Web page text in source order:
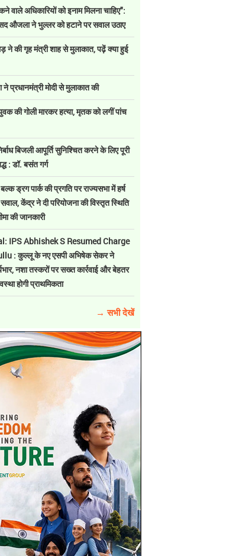
वाले अधिकारियों को इनाम मिलना चाहिए":
औजला ने भुल्लर को हटाने पर सवाल उठाए
ने की गृह मंत्री शाह से मुलाकात, पढ़ें क्या हुई
ने प्रधानमंत्री मोदी से मुलाकात की
की गोली मारकर हत्या, मृतक को लगीं पांच
बिजली आपूर्ति सुनिश्चित करने के लिए पूरी
: डॉ. बसंत गर्ग
ड्रग पार्क की प्रगति पर राज्यसभा में हर्ष
केंद्र ने दी परियोजना की विस्तृत स्थिति
की जानकारी
IPS Abhishek S Resumed Charge
: कुल्लू के नए एसपी अभिषेक सेकर ने
नशा तस्करों पर सख्त कार्रवाई और बेहतर
होगी प्राथमिकता
→ सभी देखें